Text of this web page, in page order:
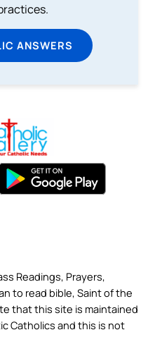
ANSWERS
Readings, Prayers,
to read bible, Saint of the
that this site is maintained
Catholics and this is not